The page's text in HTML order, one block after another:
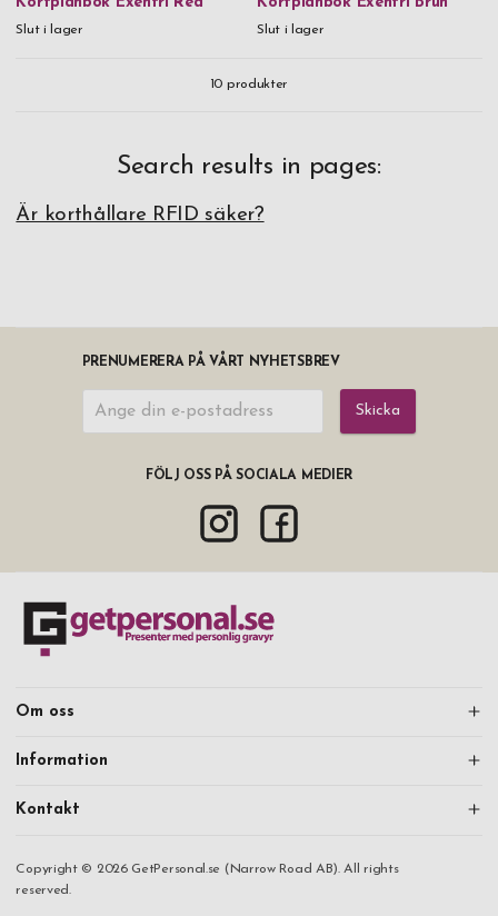
Slut i lager Slut i lager
10 produkter
Search results in pages:
Är korthållare RFID säker?
PRENUMERERA PÅ VÅRT NYHETSBREV
Skicka
FÖLJ OSS PÅ SOCIALA MEDIER
Om oss
Information
Kontakt
Copyright © 2026 GetPersonal.se (Narrow Road AB). All rights
reserved.